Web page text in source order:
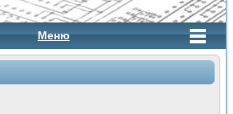
Меню